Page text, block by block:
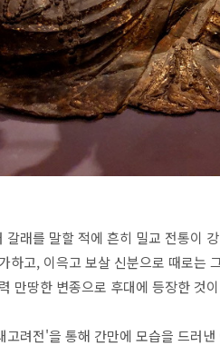
갈래를 말할 적에 흔히 밀교 전통이
하고, 이윽고 보살 신분으로 때로는
만땅한 변종으로 후대에 등장한 것
고려전'을 통해 간만에 모습을 드러